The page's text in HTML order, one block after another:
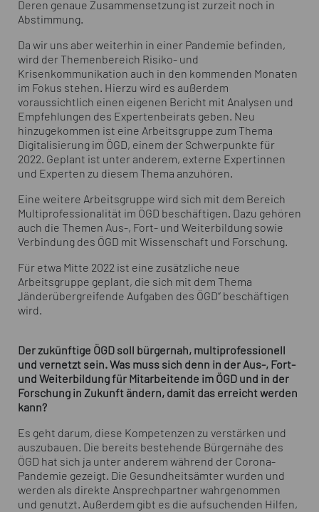
Deren genaue Zusammensetzung ist zurzeit noch in
Abstimmung.
Da wir uns aber weiterhin in einer Pandemie befinden,
wird der Themenbereich Risiko- und
Krisenkommunikation auch in den kommenden Monaten
im Fokus stehen. Hierzu wird es außerdem
voraussichtlich einen eigenen Bericht mit Analysen und
Empfehlungen des Expertenbeirats geben. Neu
hinzugekommen ist eine Arbeitsgruppe zum Thema
Digitalisierung im ÖGD, einem der Schwerpunkte für
2022. Geplant ist unter anderem, externe Expertinnen
und Experten zu diesem Thema anzuhören.
Eine weitere Arbeitsgruppe wird sich mit dem Bereich
Multiprofessionalität im ÖGD beschäftigen. Dazu gehören
auch die Themen Aus-, Fort- und Weiterbildung sowie
Verbindung des ÖGD mit Wissenschaft und Forschung.
Für etwa Mitte 2022 ist eine zusätzliche neue
Arbeitsgruppe geplant, die sich mit dem Thema
„länderübergreifende Aufgaben des ÖGD“ beschäftigen
wird.
Der zukünftige ÖGD soll bürgernah, multiprofessionell
und vernetzt sein. Was muss sich denn in der Aus-, Fort-
und Weiterbildung für Mitarbeitende im ÖGD und in der
Forschung in Zukunft ändern, damit das erreicht werden
kann?
Es geht darum, diese Kompetenzen zu verstärken und
auszubauen. Die bereits bestehende Bürgernähe des
ÖGD hat sich ja unter anderem während der Corona-
Pandemie gezeigt. Die Gesundheitsämter wurden und
werden als direkte Ansprechpartner wahrgenommen
und genutzt. Außerdem gibt es die aufsuchenden Hilfen,